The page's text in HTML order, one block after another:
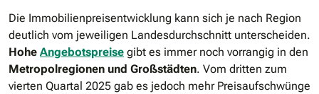
Die Immobilienpreisentwicklung kann sich je nach Region
deutlich vom jeweiligen Landesdurchschnitt unterscheiden.
Hohe Angebotspreise gibt es immer noch vorrangig in den
Metropolregionen und Großstädten. Vom dritten zum
vierten Quartal 2025 gab es jedoch mehr Preisaufschwünge